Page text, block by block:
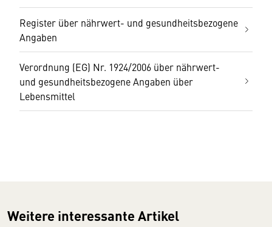
Register über nährwert- und gesundheitsbezogene
Angaben
Verordnung (EG) Nr. 1924/2006 über nährwert-
und gesundheitsbezogene Angaben über
Lebensmittel
Weitere interessante Artikel